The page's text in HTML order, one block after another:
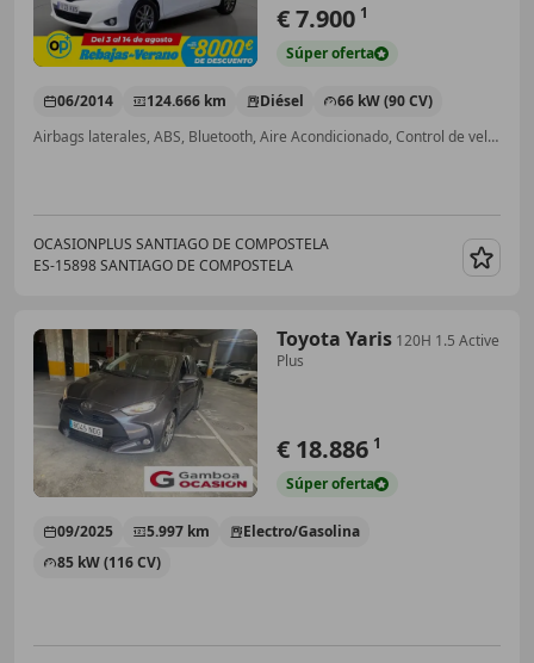
€ 7.900 1
Súperoferta
06/2014 124.666 km Diésel
66 kW (90 CV)
Airbags laterales, ABS, Bluetooth, Aire Acondicionado, Control de velocidad, Isofix, Garantia, Manos libres
OCASIONPLUS SANTIAGO DE COMPOSTELA
ES-15898 SANTIAGO DE COMPOSTELA
Toyota Yaris 120H 1.5 Active
Plus
€ 18.886 1
Súperoferta
09/2025 5.997 km
Electro/Gasolina
85 kW (116 CV)